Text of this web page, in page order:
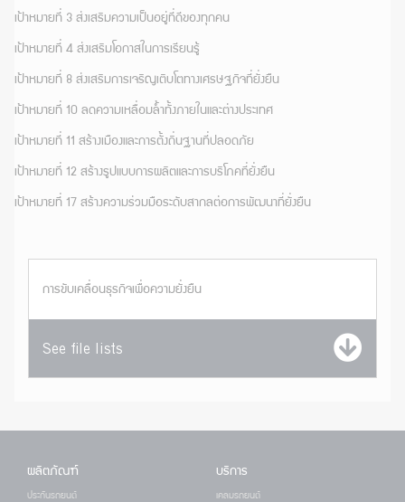
เป้าหมายที่ 3 ส่งเสริมความเป็นอยู่ที่ดีของทุกคน
เป้าหมายที่ 4 ส่งเสริมโอกาสในการเรียนรู้
เป้าหมายที่ 8 ส่งเสริมการเจริญเติบโตทางเศรษฐกิจที่ยั่งยืน
เป้าหมายที่ 10 ลดความเหลื่อมล้ำทั้งภายในและต่างประเทศ
เป้าหมายที่ 11 สร้างเมืองและการตั้งถิ่นฐานที่ปลอดภัย
เป้าหมายที่ 12 สร้างรูปแบบการผลิตและการบริโภคที่ยั่งยืน
เป้าหมายที่ 17 สร้างความร่วมมือระดับสากลต่อการพัฒนาที่ยั่งยืน
การขับเคลื่อนธุรกิจเพื่อความยั่งยืน
See file lists
ผลิตภัณฑ์
ประกันรถยนต์
บริการ
เคลมรถยนต์